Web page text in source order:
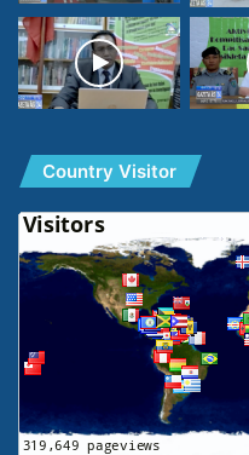
Country Visitor